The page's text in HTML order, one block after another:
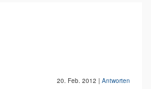
20. Feb. 2012 | Antworten